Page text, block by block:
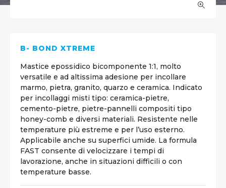
B- BOND XTREME
Mastice epossidico bicomponente 1:1, molto
versatile e ad altissima adesione per incollare
marmo, pietra, granito, quarzo e ceramica. Indicato
per incollaggi misti tipo: ceramica-pietre,
cemento-pietre, pietre-pannelli compositi tipo
honey-comb e diversi materiali. Resistente nelle
temperature più estreme e per l’uso esterno.
Applicabile anche su superfici umide. La formula
FAST consente di velocizzare i tempi di
lavorazione, anche in situazioni difficili o con
temperature basse.